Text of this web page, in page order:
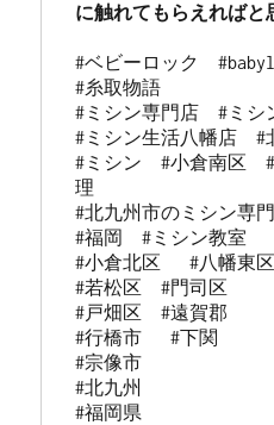
に触れてもらえればと
#ベビーロック　
#糸取物語
#ミシン専門店  #ミシ
#ミシン生活八幡店  #
#ミシン  #小倉南区
理
#北九州市のミシン専
#福岡  #ミシン教室
#小倉北区   #八幡東区
#若松区  #門司区
#戸畑区  #遠賀郡
#行橋市   #下関
#宗像市
#北九州
#福岡県